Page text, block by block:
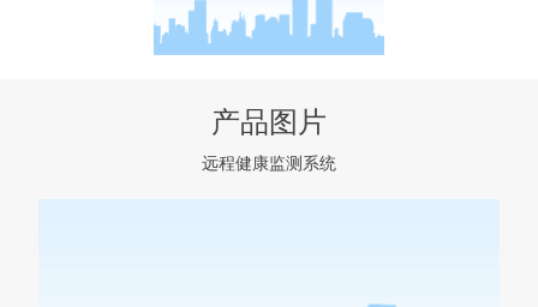
产品图片
远程健康监测系统